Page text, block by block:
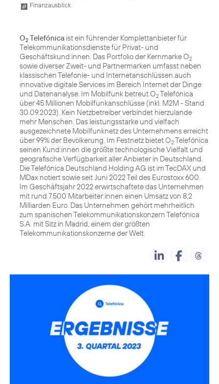
Finanzausblick
O2 Telefónica ist ein führender Komplettanbieter für
Telekommunikationsdienste für Privat- und
Geschäftskund:innen. Das Portfolio der Kernmarke O2
sowie diverser Zweit- und Partnermarken umfasst neben
klassischen Telefonie- und Internetanschlüssen auch
innovative digitale Services im Bereich Internet der Dinge
und Datenanalyse. Im Mobilfunk betreut O2Telefónica
über 45 Millionen Mobilfunkanschlüsse (inkl. M2M - Stand
30.09.2023). Kein Netzbetreiber verbindet hierzulande
mehr Menschen. Das leistungsstarke und vielfach
ausgezeichnete Mobilfunknetz des Unternehmens erreicht
über 99% der Bevölkerung. Im Festnetz bietet O2Telefónica
seinen Kund:innen die größte technologische Vielfalt und
geografische Verfügbarkeit aller Anbieter in Deutschland.
Die Telefónica Deutschland Holding AG ist im TecDAX und
MDax notiert sowie seit Juni 2022 Teil des Eurostoxx 600.
Im Geschäftsjahr 2022 erwirtschaftete das Unternehmen
mit rund 7.500 Mitarbeiter:innen einen Umsatz von 8,2
Milliarden Euro. Das Unternehmen gehört mehrheitlich
zum spanischen Telekommunikationskonzern Telefónica
S.A. mit Sitz in Madrid, einem der größten
Telekommunikationskonzerne der Welt.